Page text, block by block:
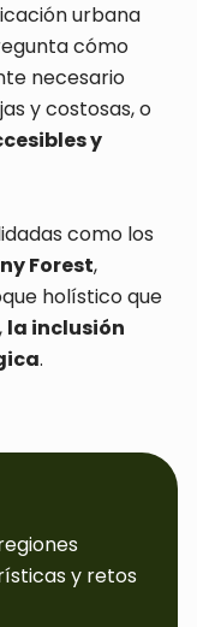
urbana
cómo
necesario
y costosas, o
y
como los
Forest,
holístico que
la inclusión
.
y retos